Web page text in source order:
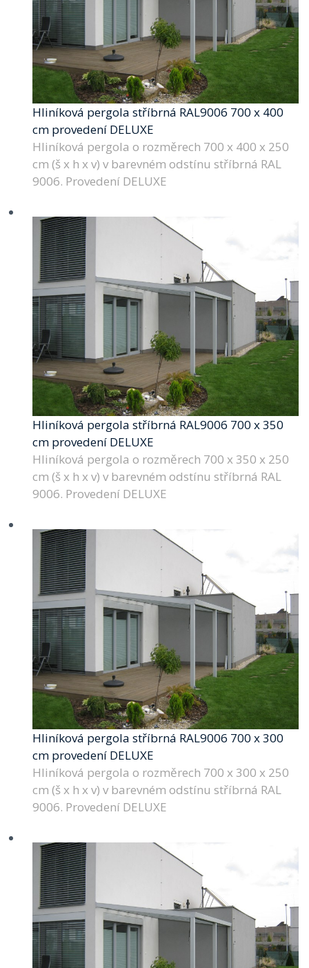
Hliníková pergola stříbrná RAL9006 700 x 400
cm provedení DELUXE
Hliníková pergola o rozměrech 700 x 400 x 250
cm (š x h x v) v barevném odstínu stříbrná RAL
9006. Provedení DELUXE
Hliníková pergola stříbrná RAL9006 700 x 350
cm provedení DELUXE
Hliníková pergola o rozměrech 700 x 350 x 250
cm (š x h x v) v barevném odstínu stříbrná RAL
9006. Provedení DELUXE
Hliníková pergola stříbrná RAL9006 700 x 300
cm provedení DELUXE
Hliníková pergola o rozměrech 700 x 300 x 250
cm (š x h x v) v barevném odstínu stříbrná RAL
9006. Provedení DELUXE